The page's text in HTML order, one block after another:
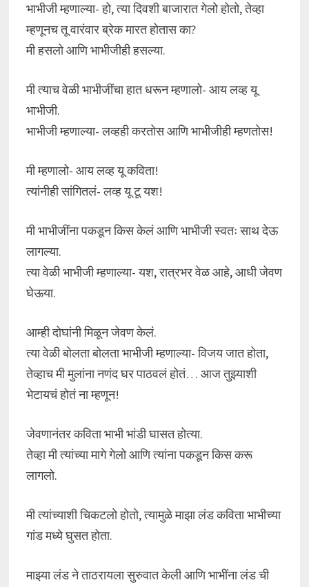
भाभीजी म्हणाल्या- हो, त्या दिवशी बाजारात गेलो होतो, तेव्हा
म्हणूनच तू वारंवार ब्रेक मारत होतास का?
मी हसलो आणि भाभीजीही हसल्या.
मी त्याच वेळी भाभीजींचा हात धरून म्हणालो- आय लव्ह यू
भाभीजी.
भाभीजी म्हणाल्या- लव्हही करतोस आणि भाभीजीही म्हणतोस!
मी म्हणालो- आय लव्ह यू कविता!
त्यांनीही सांगितलं- लव्ह यू टू यश!
मी भाभीजींना पकडून किस केलं आणि भाभीजी स्वतः साथ देऊ
लागल्या.
त्या वेळी भाभीजी म्हणाल्या- यश, रात्रभर वेळ आहे, आधी जेवण
घेऊया.
आम्ही दोघांनी मिळून जेवण केलं.
त्या वेळी बोलता बोलता भाभीजी म्हणाल्या- विजय जात होता,
तेव्हाच मी मुलांना नणंद घर पाठवलं होतं… आज तुझ्याशी
भेटायचं होतं ना म्हणून!
जेवणानंतर कविता भाभी भांडी घासत होत्या.
तेव्हा मी त्यांच्या मागे गेलो आणि त्यांना पकडून किस करू
लागलो.
मी त्यांच्याशी चिकटलो होतो, त्यामुळे माझा लंड कविता भाभीच्या
गांड मध्ये घुसत होता.
माझ्या लंड ने ताठरायला सुरुवात केली आणि भाभींना लंड ची